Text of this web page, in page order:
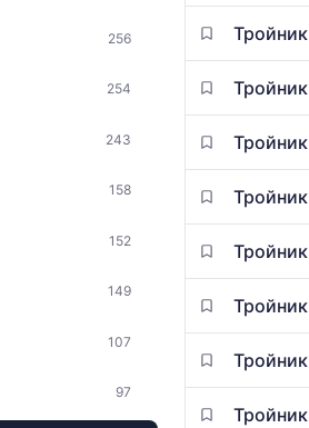
256
254
243
158
152
149
107
97
актуальным
и
обновляется
по
мере
прайс-
листов.
Тройник
Тройник
Тройник
Тройник
Тройник
Тройник
Тройник
Тройник